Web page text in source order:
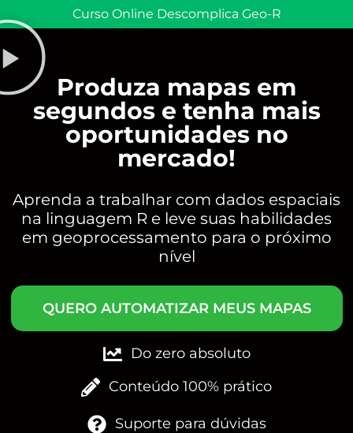
Curso Online Descomplica Geo-R
Produza mapas em
segundos e tenha mais
oportunidades no
mercado!
Aprenda a trabalhar com dados espaciais
na linguagem R e leve suas habilidades
em geoprocessamento para o próximo
nível
QUERO AUTOMATIZAR MEUS MAPAS
Do zero absoluto
Conteúdo 100% prático
Suporte para dúvidas